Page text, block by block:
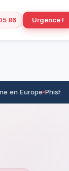
en Europe
86 Urgence !